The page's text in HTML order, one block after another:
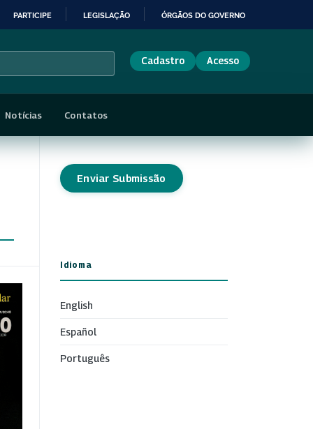
PARTICIPE LEGISLAÇÃO ÓRGÃOS DO GOVERNO
Cadastro Acesso
Notícias Contatos
Enviar Submissão
Idioma
English
Español
Português